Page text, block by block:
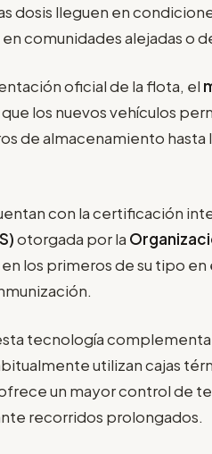
dosis lleguen en
comunidades alejadas o
oficial de la flota, el
los nuevos vehículos
de almacenamiento
con la certificación
otorgada por la
los primeros de su tipo
tecnología
utilizan cajas
un mayor control de
recorridos prolongados.